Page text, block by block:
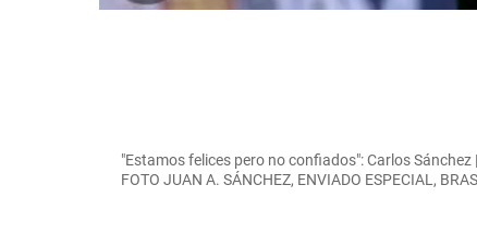
"Estamos felices pero no confiados": Carlos
FOTO JUAN A. SÁNCHEZ, ENVIADO ESPECIAL,